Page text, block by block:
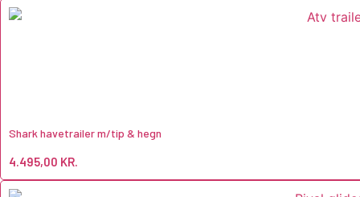
Shark havetrailer m/tip & hegn
4.495,00 KR.